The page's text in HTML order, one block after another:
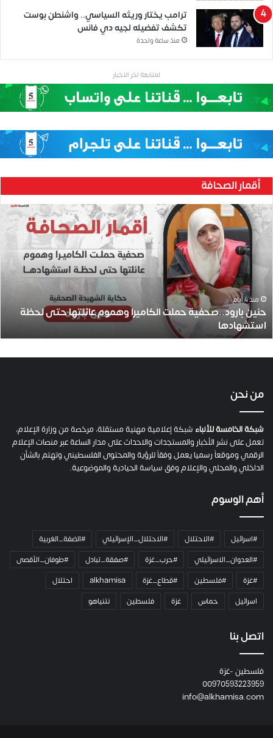
ترامب يختار وريثه السياسي.. واشنطن بوست
تكشف تفضيله لجيه دي فانس
منذ ساعة واحدة
لمتابعة اخر الاخبار
أقمار الصحافة
ح
ن
.
منذ 4 أيام
حنين بارود..صحفية حملت الكاميرا وهموم عائلتها حتى لحظة
استشهادها
من نحن
شبكة الخامسة للأنباء شبكة إعلامية مهنية مستقلة، مرخصة من وزارة الإعلام،
تعمل على نشر الأخبار والمستجدات والاحداث على مدار الساعة عبر منصات الإعلام
الرقمي وموقعاً رسميا يعمل وفقاً للرؤية والمحتوى الفلسطيني وتهتم بالشأن
الداخلي والمحلي والإعلام وفق سياسة الحيادية والموضوعية.
أهم الوسوم
#اسرائيل #الاحتلال #الاحتلال_الإسرائيلي
#الضفة_الغربية
#العدوان_الاسرائيلي
#حرب_غزة #صفقة_تبادل
#طوفان_الأقصى
#غزة
#فلسطين #قطاع_غزة alkhamisa
احتلال
اسرائيل
حماس غزة فلسطين نتنياهو
اتصل بنا
فلسطين -غزة
00970593223959
info@alkhamisa.com